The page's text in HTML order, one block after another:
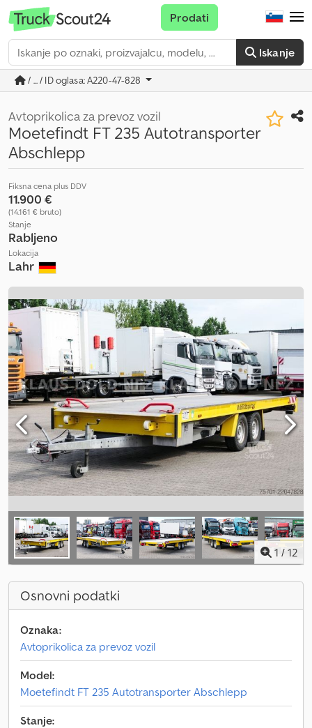
Iskanje
Prodati
/ ... / ID oglasa: A220-47-828
Avtoprikolica za prevoz vozil
Moetefindt FT 235 Autotransporter
Abschlepp
Fiksna cena plus DDV
11.900 €
(14.161 € bruto)
Stanje
Rabljeno
Lokacija
Lahr
1 / 12
Osnovni podatki
Oznaka:
Avtoprikolica za prevoz vozil
Model:
Moetefindt FT 235 Autotransporter Abschlepp
Stanje: